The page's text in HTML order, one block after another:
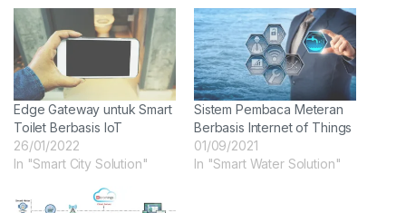
Edge Gateway untuk Smart
Toilet Berbasis IoT
26/01/2022
In "Smart City Solution"
Sistem Pembaca Meteran
Berbasis Internet of Things
01/09/2021
In "Smart Water Solution"